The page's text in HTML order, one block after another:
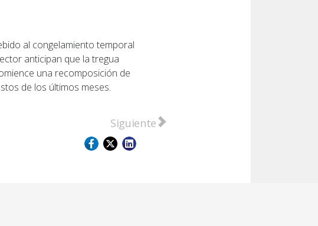
al congelamiento temporal
anticipan que la tregua
una recomposición de
de los últimos meses.
por la calle con un televisor presuntamente robado
Artículo siguiente: Miles de fieles
Siguiente